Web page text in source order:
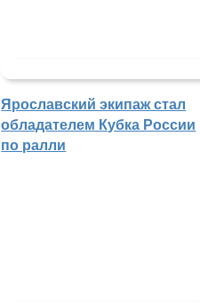
Ярославский экипаж стал
обладателем Кубка России
по ралли